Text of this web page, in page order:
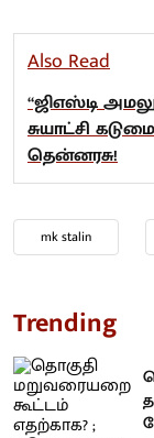
Also Read
“ஜிஎஸ்டி
சுயாட்சி
தென்னரசு!
mk stalin
Trending